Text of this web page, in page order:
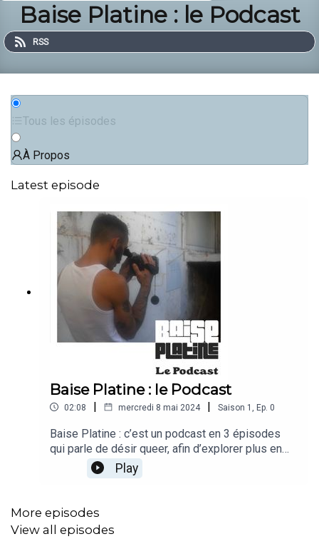
Baise Platine : le Podcast
RSS
Tous les épisodes
À Propos
Latest episode
Baise Platine : le Podcast
02:08 | mercredi 8 mai 2024 | Saison 1 , Ep. 0
Baise Platine : c’est un podcast en 3 épisodes
qui parle de désir queer, afin d’explorer plus en
profondeur certains thèmes ou sujets de mon
album du même nom. Pendant 3 semaines à partir
vendredi. Même si j’ai toujours su que j’étais
homosexuel, ma sexualité, elle, a été une
Play
More episodes
View all episodes